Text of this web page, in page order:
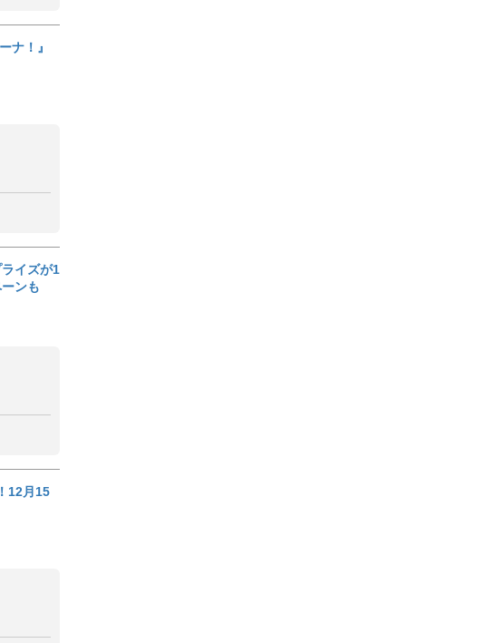
ナ！』
イズが1
ンも
12月15